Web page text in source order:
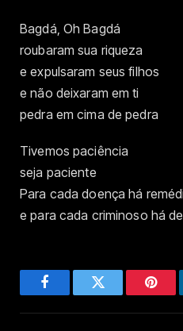
Bagdá, Oh Bagdá
roubaram sua riqueza
e expulsaram seus filhos
e não deixaram em ti
pedra em cima de pedra
Tivemos paciência
seja paciente
Para cada doença há
e para cada criminoso há
FacebookTwitter